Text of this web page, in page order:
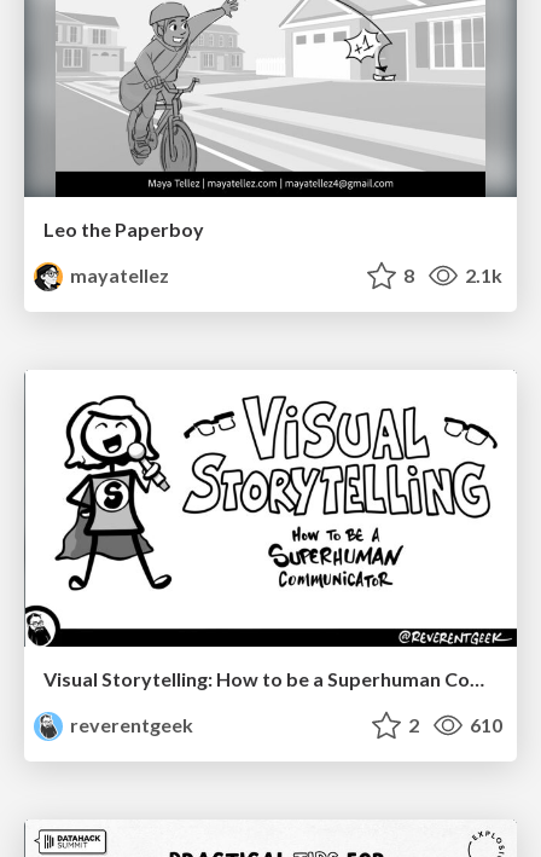
Leo the Paperboy
mayatellez
8 2.1k
Visual Storytelling: How to be a Superhuman Communicator
reverentgeek
2 610